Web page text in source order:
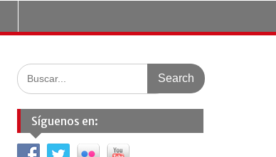
Search
for:
Síguenos en: